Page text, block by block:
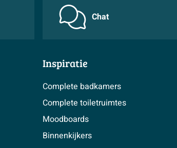
Chat
Inspiratie
Complete badkamers
Complete toiletruimtes
Moodboards
Binnenkijkers